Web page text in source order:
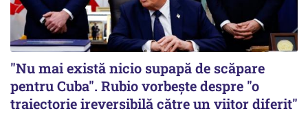
"Nu mai există nicio supapă de scăpare
pentru Cuba". Rubio vorbește despre "o
traiectorie ireversibilă către un viitor diferit"